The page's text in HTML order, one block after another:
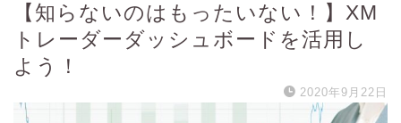
【知らないのはもったいない！】XM
トレーダーダッシュボードを活用し
よう！
2020年9月22日